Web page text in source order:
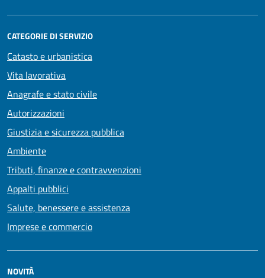
CATEGORIE DI SERVIZIO
Catasto e urbanistica
Vita lavorativa
Anagrafe e stato civile
Autorizzazioni
Giustizia e sicurezza pubblica
Ambiente
Tributi, finanze e contravvenzioni
Appalti pubblici
Salute, benessere e assistenza
Imprese e commercio
NOVITÀ